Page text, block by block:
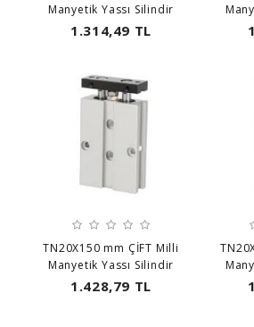
Manyetik Yassı Silindir
1.314,49 TL
TN20X150 mm ÇİFT Milli
Manyetik Yassı Silindir
1.428,79 TL